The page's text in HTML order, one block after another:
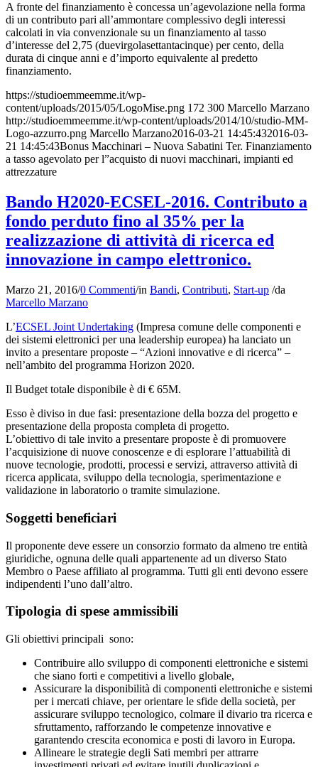
A fronte del finanziamento è concessa un’agevolazione nella forma
di un contributo pari all’ammontare complessivo degli interessi
calcolati in via convenzionale su un finanziamento al tasso
d’interesse del 2,75 (duevirgolasettantacinque) per cento, della
durata di cinque anni e d’importo equivalente al predetto
finanziamento.
https://studioemmeemme.it/wp-
content/uploads/2015/05/LogoMise.png 172 300 Marcello Marzano
http://studioemmeemme.it/wp-content/uploads/2014/10/studio-MM-
Logo-azzurro.png Marcello Marzano2016-03-21 14:45:432016-03-
21 14:45:43Bonus Macchinari – Nuova Sabatini Ter. Finanziamento
a tasso agevolato per l”acquisto di nuovi macchinari, impianti ed
attrezzature
Bando H2020-ECSEL-2016. Contributo a
fondo perduto fino al 35% per la
realizzazione di attività di ricerca ed
innovazione in campo elettronico.
Marzo 21, 2016/0 Commenti/in Bandi, Contributi, Start-up /da
Marcello Marzano
L’ECSEL Joint Undertaking (Impresa comune delle componenti e
dei sistemi elettronici per una leadership europea) ha lanciato un
invito a presentare proposte – “Azioni innovative e di ricerca” –
nell’ambito del programma Horizon 2020.
Il Budget totale disponibile è di € 65M.
Esso è diviso in due fasi: presentazione della bozza del progetto e
presentazione della proposta completa di progetto.
L’obiettivo di tale invito a presentare proposte è di promuovere
l’acquisizione di nuove conoscenze e di esplorare l’attuabilità di
nuove tecnologie, prodotti, processi e servizi, attraverso attività di
ricerca applicata, sviluppo della tecnologia, sperimentazione e
validazione in laboratorio o tramite simulazione.
Soggetti beneficiari
Il proponente deve essere un consorzio formato da almeno tre entità
giuridiche, ognuna delle quali appartenente ad un diverso Stato
Membro o Paese affiliato al programma. Tutti gli enti devono essere
indipendenti l’uno dall’altro.
Tipologia di spese ammissibili
Gli obiettivi principali sono:
Contribuire allo sviluppo di componenti elettroniche e sistemi
che siano forti e competitivi a livello globale,
Assicurare la disponibilità di componenti elettroniche e sistemi
per i mercati chiave, per orientare le sfide della società, per
assicurare sviluppo tecnologico, colmare il divario tra ricerca e
sfruttamento, rafforzando le competenze innovative e
garantendo crescita economica e posti di lavoro in Europa.
Allineare le strategie degli Sati membri per attrarre